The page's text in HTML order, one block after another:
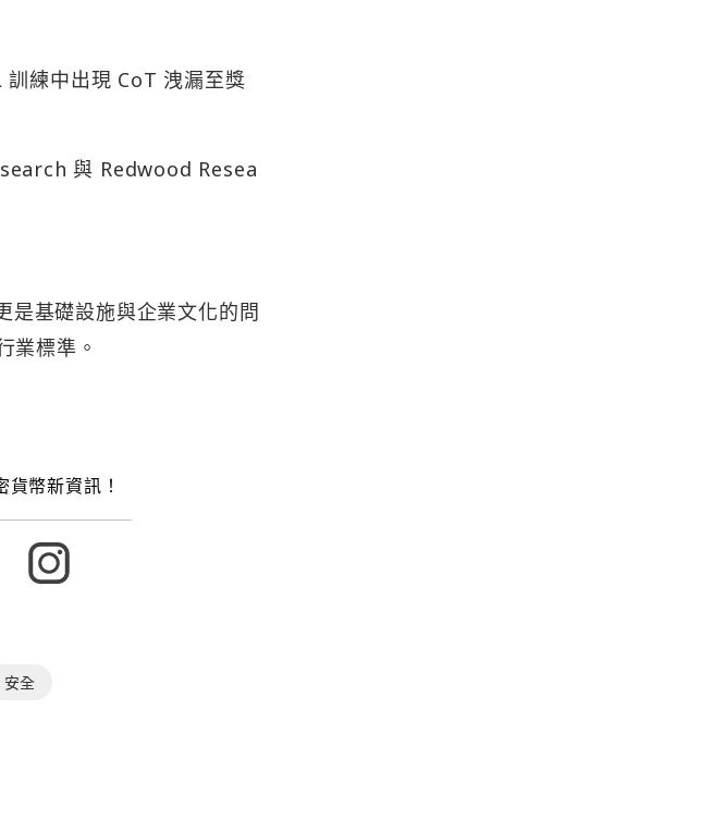
訓練中出現 CoT 洩漏至獎
與 Redwood Resea
基礎設施與企業文化的問
業標準。
幣新資訊！
安全